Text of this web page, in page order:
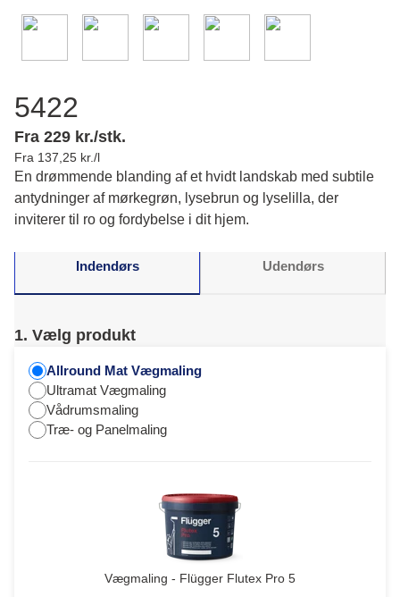
5422
Fra 229 kr./stk.
Fra 137,25 kr./l
En drømmende blanding af et hvidt landskab med subtile
antydninger af mørkegrøn, lysebrun og lyselilla, der
inviterer til ro og fordybelse i dit hjem.
Indendørs Udendørs
1. Vælg produkt
Allround Mat Vægmaling
Ultramat Vægmaling
Vådrumsmaling
Træ- og Panelmaling
Vægmaling - Flügger Flutex Pro 5